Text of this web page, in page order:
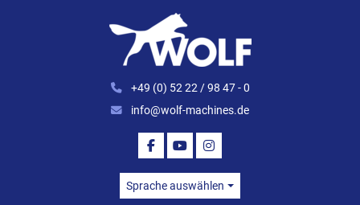
+49 (0) 52 22 / 98 47 - 0
info@wolf-machines.de
FACEBOOK
YOUTUBEINSTAGRAM
Sprache auswählen